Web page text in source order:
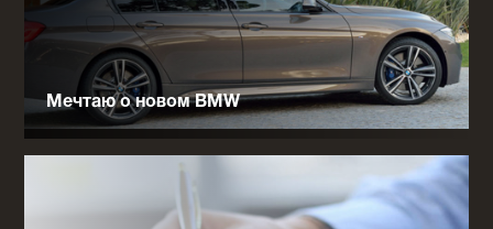
Мечтаю о новом BMW